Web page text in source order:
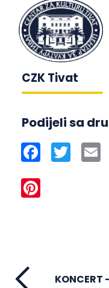
CZK Tivat
Podijeli sa
Facebook
Twitter
KONCERT